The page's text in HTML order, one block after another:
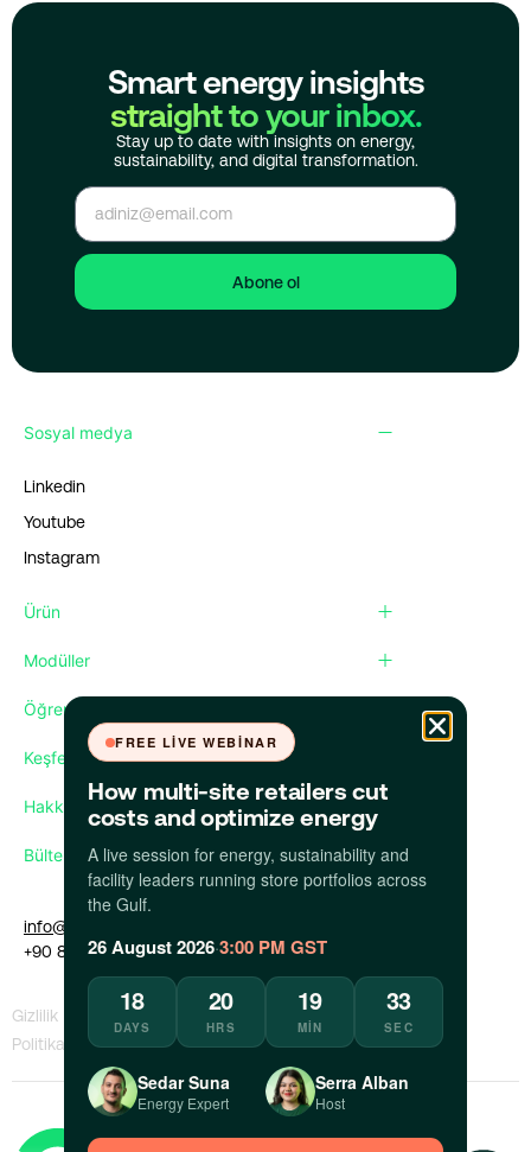
Smart energy insights
straight to your inbox.
Stay up to date with insights on energy,
sustainability, and digital transformation.
Abone ol
Sosyal medya
Linkedin
Youtube
Instagram
Ürün
Modüller
Öğren
Keşfet
Hakkımızda
Bültenimize abone olun
info@apollo.eco
+90 850 309 35 09
Gizlilik
Politikası
KVKK
Politikası
Bilgi Sızdıran
Politikası
Bir Sorunu
Bildir
FREE LIVE WEBINAR
How multi-site retailers cut
costs and optimize energy
A live session for energy, sustainability and
facility leaders running store portfolios across
the Gulf.
26 August 2026·3:00 PM GST
18
DAYS
20
HRS
19
MIN
32
SEC
Sedar Suna
Energy Expert
Serra Alban
Host